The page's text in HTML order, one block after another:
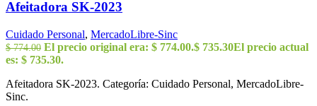
Afeitadora SK-2023
Cuidado Personal, MercadoLibre-Sinc
$774.00 El precio original era: $ 774.00.$ 735.30El precio actual
es: $ 735.30.
Afeitadora SK-2023. Categoría: Cuidado Personal, MercadoLibre-
Sinc.